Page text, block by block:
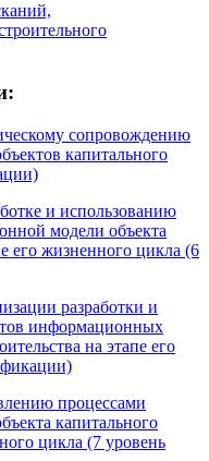
сопровождению
капитального
и использованию
модели объекта
его жизненного цикла (6
разработки и
информационных
на этапе его
процессами
капитального
цикла (7 уровень